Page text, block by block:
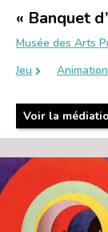
« Banquet
Musée des Arts
Jeu
Animation
Voir la